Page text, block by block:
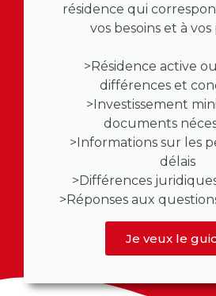
résidence qui
vos besoins et à vos
>Résidence active
différences et
>Investissement
documents
>Informations sur les
délais
>Différences
>Réponses aux
Je veux le